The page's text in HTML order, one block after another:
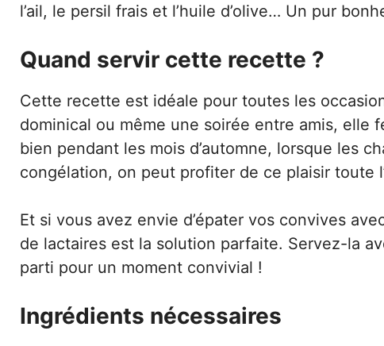
l’ail, le persil frais et l’huile d’olive… Un pur
Quand servir cette recette ?
Cette recette est idéale pour toutes les
dominical ou même une soirée entre amis,
bien pendant les mois d’automne, lorsque les
congélation, on peut profiter de ce plaisir toute
Et si vous avez envie d’épater vos convives
de lactaires est la solution parfaite. Servez-la
parti pour un moment convivial !
Ingrédients nécessaires